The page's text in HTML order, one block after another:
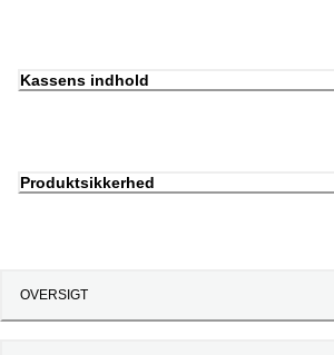
Kassens indhold
Produktsikkerhed
OVERSIGT